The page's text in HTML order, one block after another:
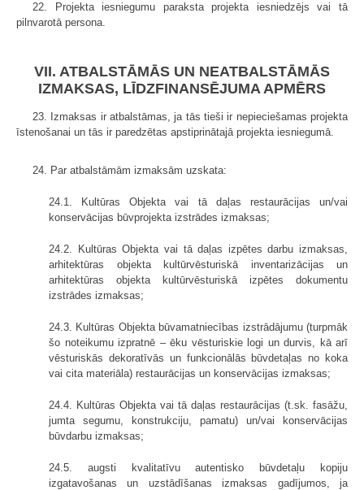
22. Projekta iesniegumu paraksta projekta iesniedzējs vai tā
pilnvarotā persona.
VII. ATBALSTĀMĀS UN NEATBALSTĀMĀS
IZMAKSAS, LĪDZFINANSĒJUMA APMĒRS
23. Izmaksas ir atbalstāmas, ja tās tieši ir nepieciešamas projekta
īstenošanai un tās ir paredzētas apstiprinātajā projekta iesniegumā.
24. Par atbalstāmām izmaksām uzskata:
24.1. Kultūras Objekta vai tā daļas restaurācijas un/vai
konservācijas būvprojekta izstrādes izmaksas;
24.2. Kultūras Objekta vai tā daļas izpētes darbu izmaksas,
arhitektūras objekta kultūrvēsturiskā inventarizācijas un
arhitektūras objekta kultūrvēsturiskā izpētes dokumentu
izstrādes izmaksas;
24.3. Kultūras Objekta būvamatniecības izstrādājumu (turpmāk
šo noteikumu izpratnē – ēku vēsturiskie logi un durvis, kā arī
vēsturiskās dekoratīvās un funkcionālās būvdetaļas no koka
vai cita materiāla) restaurācijas un konservācijas izmaksas;
24.4. Kultūras Objekta vai tā daļas restaurācijas (t.sk. fasāžu,
jumta segumu, konstrukciju, pamatu) un/vai konservācijas
būvdarbu izmaksas;
24.5. augsti kvalitatīvu autentisko būvdetaļu kopiju
izgatavošanas un uzstādīšanas izmaksas gadījumos, ja